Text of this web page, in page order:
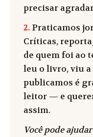
precisar
2. Praticamos
Críticas,
de quem foi ao
leu o livro, viu a
publicamos é
leitor — e
assim.
Você pode